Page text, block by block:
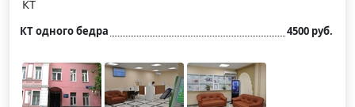
КТ
КТ одного бедра 4500 руб.